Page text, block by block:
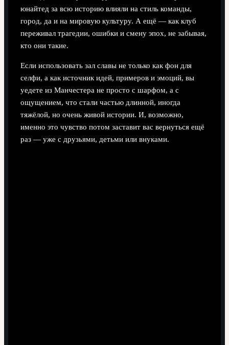
юнайтед за всю историю влияли на стиль команды,
город, да и на мировую культуру. А ещё — как клуб
переживал трагедии, ошибки и смену эпох, не забывая,
кто они такие.
Если использовать зал славы не только как фон для
селфи, а как источник идей, примеров и эмоций, вы
уедете из Манчестера не просто с шарфом, а с
ощущением, что стали частью длинной, иногда
тяжёлой, но очень живой истории. И, возможно,
именно это чувство потом заставит вас вернуться ещё
раз — уже с друзьями, детьми или внуками.